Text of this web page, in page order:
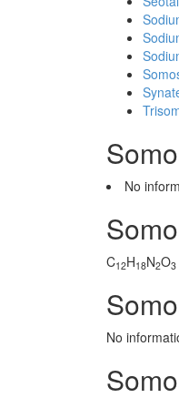
No
C12H18N2O3
No